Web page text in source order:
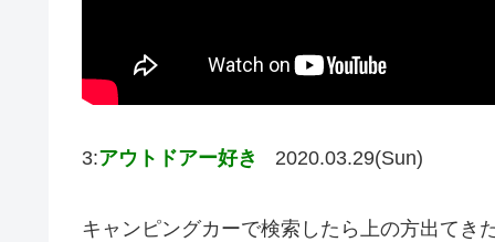
3:アウトドアー好き 2020.03.29(Sun)
キャンピングカーで検索したら上の方出てき